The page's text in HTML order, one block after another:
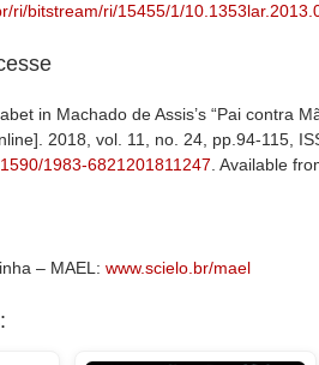
ri/bitstream/ri/15455/1/
in Machado de Assis’s “Pai contra
2018, vol. 11, no. 24, pp.94-115,
1983-6821201811247 . Available
– MAEL: www.scielo.br/mael